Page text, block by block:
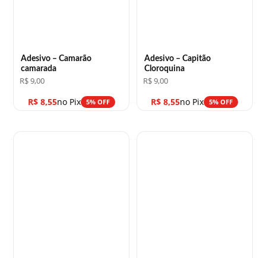
Adesivo – Camarão
camarada
R$9,00
R$8,55no Pix 5% OFF
Adesivo – Capitão
Cloroquina
R$9,00
R$ 8,55no Pix 5% OFF